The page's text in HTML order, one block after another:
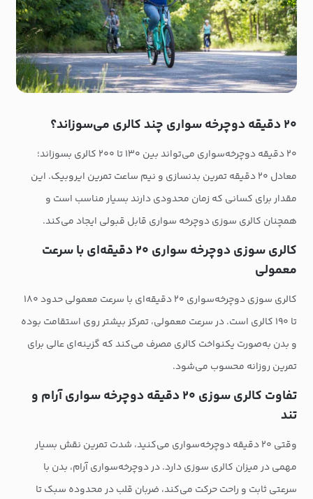
۲۰ دقیقه دوچرخه سواری چند کالری می‌سوزاند؟
۲۰ دقیقه دوچرخه‌سواری می‌تواند بین ۱۳۰ تا ۲۰۰ کالری بسوزاند؛
معادل ۲۰ دقیقه تمرین بدنسازی و نیم ساعت تمرین ایروبیک. این
مقدار برای کسانی که زمان محدودی دارند بسیار مناسب است و
همچنان کالری سوزی دوچرخه سواری قابل قبولی ایجاد می‌کند.
کالری سوزی دوچرخه سواری ۲۰ دقیقه‌ای با سرعت
معمولی
کالری سوزی دوچرخه‌سواری ۲۰ دقیقه‌ای با سرعت معمولی حدود ۱۸۰
تا ۱۹۰ کالری است. در سرعت معمولی، تمرکز بیشتر روی استقامت بوده
و بدن به‌صورت یکنواخت کالری مصرف می‌کند که گزینه‌ای عالی برای
تمرین روزانه محسوب می‌شود.
تفاوت کالری سوزی ۲۰ دقیقه دوچرخه سواری آرام و
تند
وقتی ۲۰ دقیقه دوچرخه‌سواری می‌کنید، شدت تمرین نقش بسیار
مهمی در میزان کالری سوزی دارد. در دوچرخه‌سواری آرام، بدن با
سرعتی ثابت و راحت حرکت می‌کند، ضربان قلب در محدوده سبک تا